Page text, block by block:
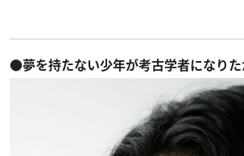
●夢を持たない少年が考古学者になり